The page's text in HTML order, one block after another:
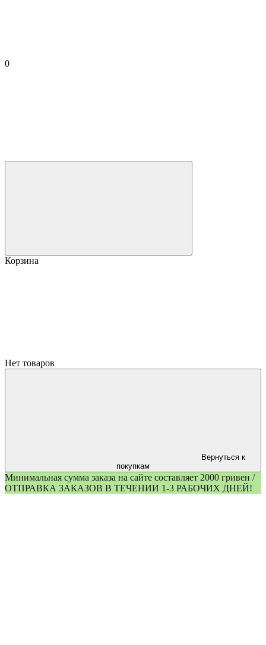
0
Корзина
Нет товаров
Вернуться к
покупкам
Минимальная сумма заказа на сайте составляет 2000 гривен /
ОТПРАВКА ЗАКАЗОВ В ТЕЧЕНИИ 1-3 РАБОЧИХ ДНЕЙ!